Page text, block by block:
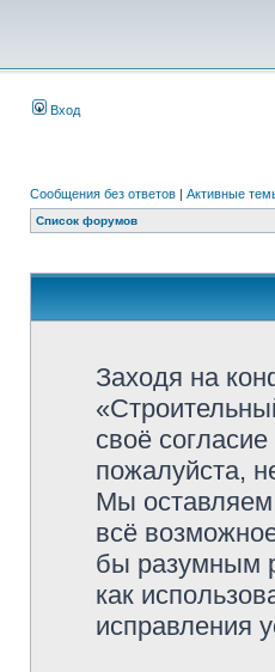
Вход
Сообщения без ответов | Активные
Список форумов
Заходя на
своё
пожалуйста,
Мы оставляем
всё
бы разумным
как
исправления